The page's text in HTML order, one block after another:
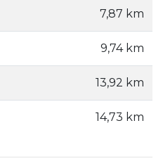
7,87 km
9,74 km
13,92 km
14,73 km